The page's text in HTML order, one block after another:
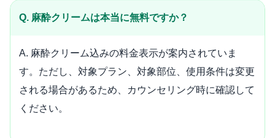
Q. 麻酔クリームは本当に無料ですか？
A. 麻酔クリーム込みの料金表示が案内されていま
す。ただし、対象プラン、対象部位、使用条件は変更
される場合があるため、カウンセリング時に確認して
ください。